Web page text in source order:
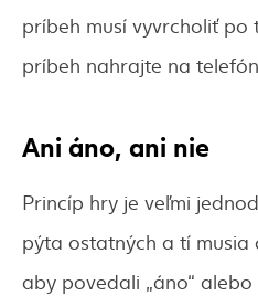
príbeh musí vyvrcholiť po
príbeh nahrajte na
Ani áno, ani nie
Princíp hry je veľmi
pýta ostatných a tí
aby povedali „áno“ alebo